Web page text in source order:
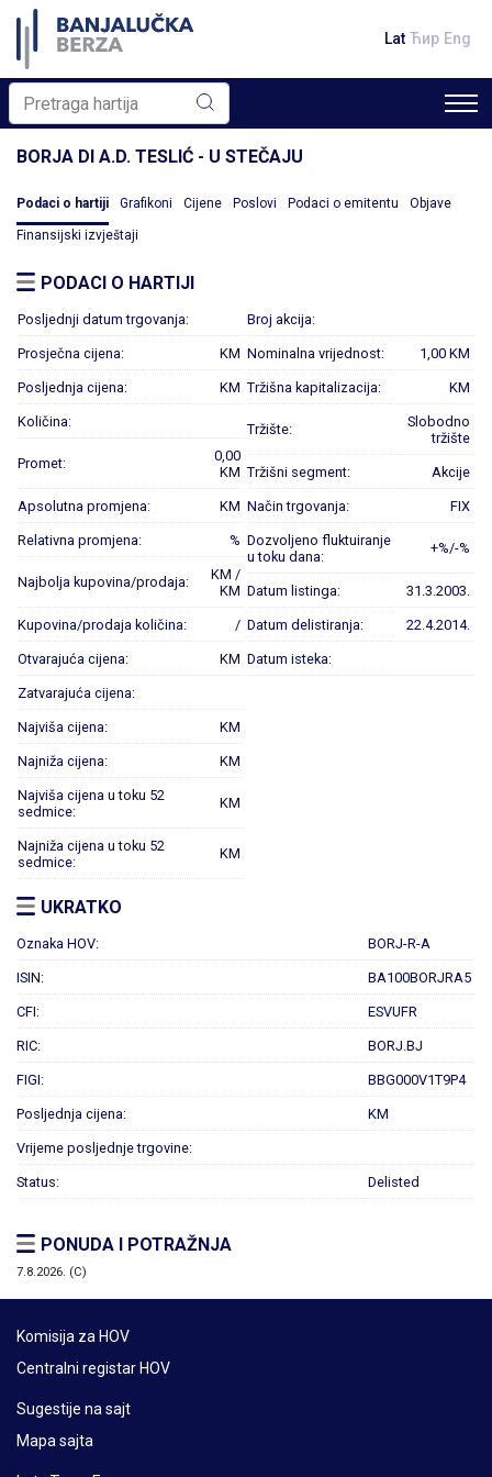
Lat Ћир Eng
BORJA DI A.D. TESLIĆ - U STEČAJU
Podaci o hartiji Grafikoni Cijene Poslovi Podaci o emitentu Objave
Finansijski izvještaji
PODACI O HARTIJI
Posljednji datum trgovanja:
Prosječna cijena: KM
Posljednja cijena: KM
Količina:
Promet:
0,00
KM
Apsolutna promjena: KM
Relativna promjena: %
Najbolja kupovina/prodaja:
KM /
KM
Kupovina/prodaja količina: /
Otvarajuća cijena: KM
Zatvarajuća cijena:
Najviša cijena: KM
Najniža cijena: KM
Najviša cijena u toku 52
sedmice:
KM
Najniža cijena u toku 52
sedmice:
KM
Broj akcija:
Nominalna vrijednost: 1,00 KM
Tržišna kapitalizacija: KM
Tržište:
Slobodno
tržište
Tržišni segment: Akcije
Način trgovanja: FIX
Dozvoljeno fluktuiranje
u toku dana:
+%/-%
Datum listinga: 31.3.2003.
Datum delistiranja: 22.4.2014.
Datum isteka:
UKRATKO
Oznaka HOV: BORJ-R-A
ISIN: BA100BORJRA5
CFI: ESVUFR
RIC: BORJ.BJ
FIGI: BBG000V1T9P4
Posljednja cijena: KM
Vrijeme posljednje trgovine:
Status: Delisted
PONUDA I POTRAŽNJA
7.8.2026. (C)
Komisija za HOV
Centralni registar HOV
Sugestije na sajt
Mapa sajta